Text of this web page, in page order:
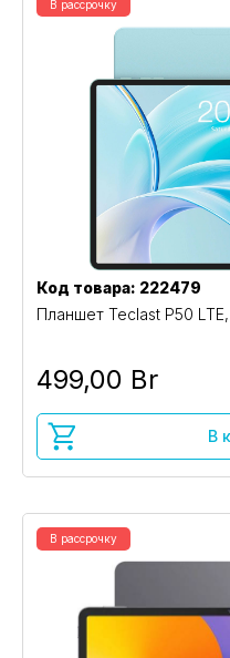
В рассрочку
Код товара: 222479
Планшет Teclast P50 LTE,
499,00 Br
В
В рассрочку